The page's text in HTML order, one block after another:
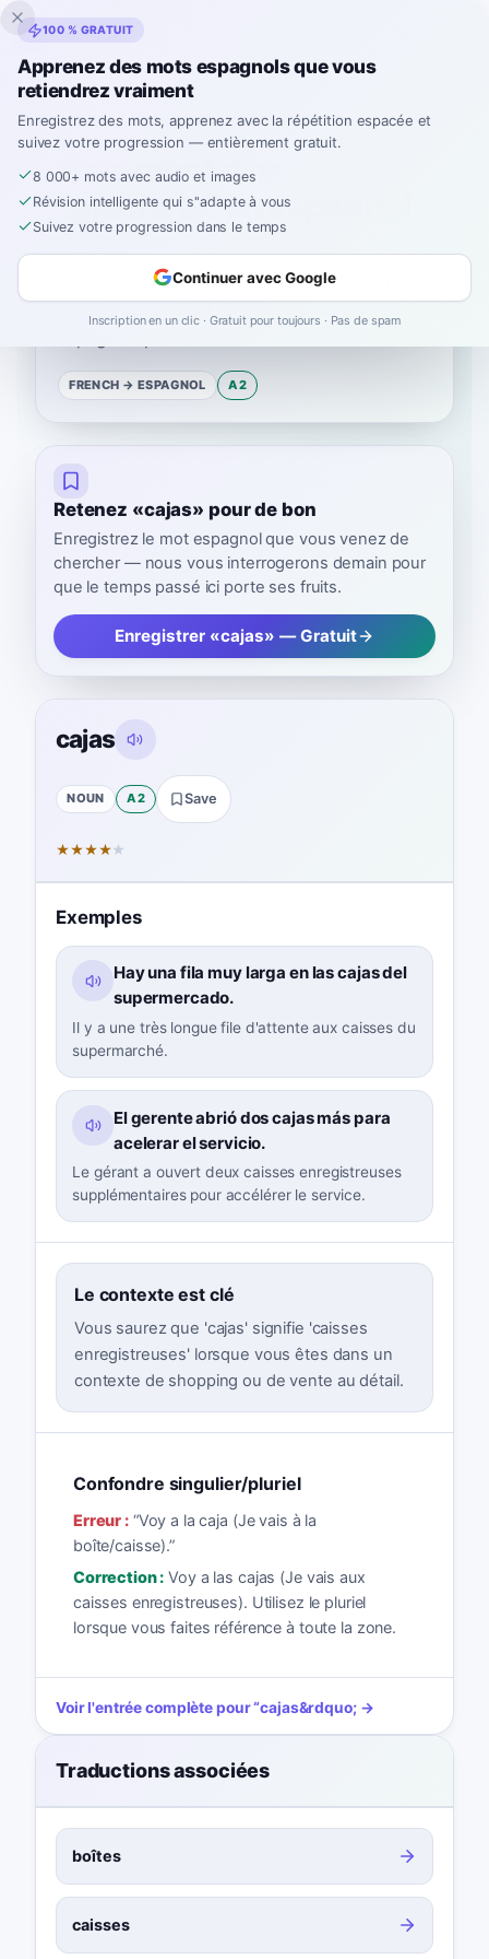
Inklingo
Accueil›Espagnol›French → espagnol ›guichets
Comment dire
"guichets" en espagnol
Le mot espagnol pour“guichets”est
—A2 niveau.C'est un mot très courant en
FRENCH → ESPAGNOL A2
Retenez «cajas» pour de bon
Enregistrez le mot espagnol que vous venez de
chercher — nous vous interrogerons demain pour
que le temps passé ici porte ses fruits.
Enregistrer «cajas» — Gratuit
cajas
NOUN A2 Save
★★★★★
Exemples
Hay una fila muy larga en las cajas del
supermercado.
Il y a une très longue file d'attente aux caisses du
supermarché.
El gerente abrió dos cajas más para
acelerar el servicio.
Le gérant a ouvert deux caisses enregistreuses
supplémentaires pour accélérer le service.
Le contexte est clé
Vous saurez que 'cajas' signifie 'caisses
enregistreuses' lorsque vous êtes dans un
contexte de shopping ou de vente au détail.
Confondre singulier/pluriel
Erreur :“Voy a la caja (Je vais à la
boîte/caisse).”
Correction : Voy a las cajas (Je vais aux
caisses enregistreuses). Utilisez le pluriel
lorsque vous faites référence à toute la zone.
Voir l'entrée complète pour“cajas&rdquo; →
Traductions associées
boîtes
caisses
100 % GRATUIT
Apprenez des mots espagnols que vous
retiendrez vraiment
Enregistrez des mots, apprenez avec la répétition espacée et
suivez votre progression — entièrement gratuit.
8 000+ mots avec audio et images
Révision intelligente qui s''adapte à vous
Suivez votre progression dans le temps
Continuer avec Google
Inscription en un clic · Gratuit pour toujours · Pas de spam